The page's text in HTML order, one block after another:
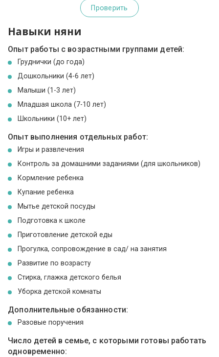
Проверить
Навыки няни
Опыт работы с возрастными группами детей:
Груднички (до года)
Дошкольники (4-6 лет)
Малыши (1-3 лет)
Младшая школа (7-10 лет)
Школьники (10+ лет)
Опыт выполнения отдельных работ:
Игры и развлечения
Контроль за домашними заданиями (для школьников)
Кормление ребенка
Купание ребенка
Мытье детской посуды
Подготовка к школе
Приготовление детской еды
Прогулка, сопровождение в сад/ на занятия
Развитие по возрасту
Стирка, глажка детского белья
Уборка детской комнаты
Дополнительные обязанности:
Разовые поручения
Число детей в семье, с которыми готовы работать
одновременно: